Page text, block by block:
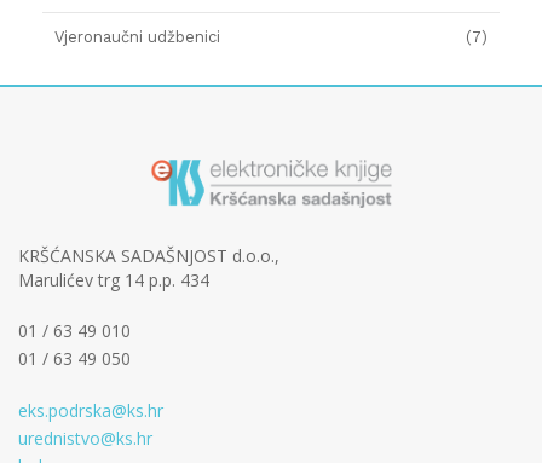
Vjeronaučni udžbenici (7)
KRŠĆANSKA SADAŠNJOST d.o.o.,
Marulićev trg 14 p.p. 434
01 / 63 49 010
01 / 63 49 050
eks.podrska@ks.hr
urednistvo@ks.hr